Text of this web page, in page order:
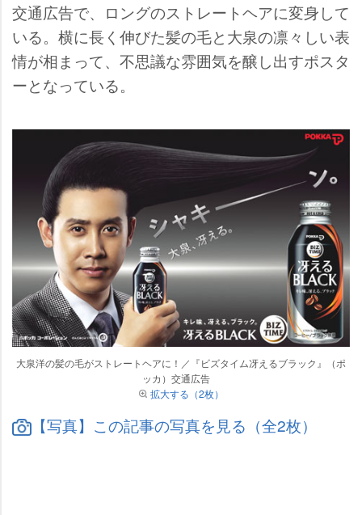
交通広告で、ロングのストレートヘアに変身して
いる。横に長く伸びた髪の毛と大泉の凛々しい表
情が相まって、不思議な雰囲気を醸し出すポスタ
ーとなっている。
大泉洋の髪の毛がストレートヘアに！／『ビズタイム冴えるブラック』（ポ
ッカ）交通広告
拡大する（2枚）
【写真】この記事の写真を見る（全2枚）